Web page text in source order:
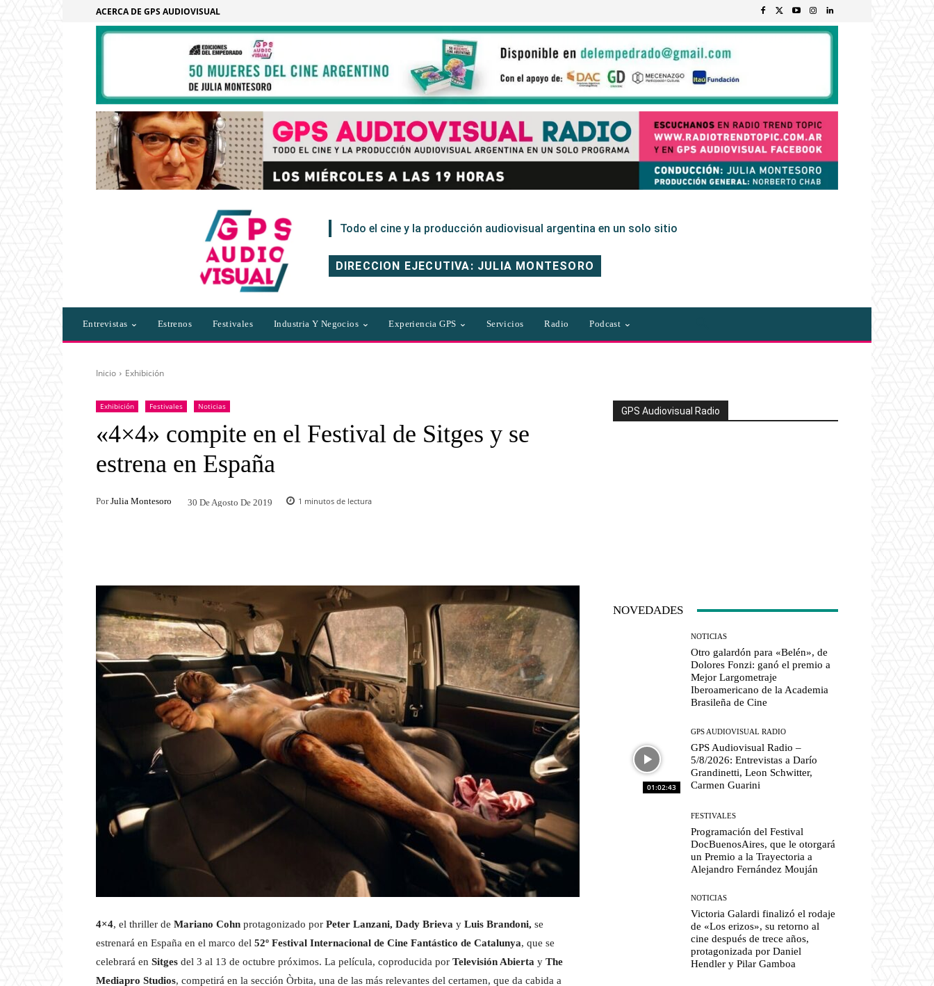
ACERCA DE GPS AUDIOVISUAL
Todo el cine y la producción audiovisual argentina en un solo sitio
DIRECCION EJECUTIVA: JULIA MONTESORO
Entrevistas Estrenos Festivales Industria Y Negocios Experiencia GPS Servicios Radio Podcast
Inicio Exhibición
Exhibición Festivales Noticias
«4×4» compite en el Festival de Sitges y se
estrena en España
Por Julia Montesoro 30 De Agosto De 2019 1 minutos de lectura
4×4, el thriller de Mariano Cohn protagonizado por Peter Lanzani, Dady Brieva y Luis Brandoni, se
estrenará en España en el marco del 52º Festival Internacional de Cine Fantástico de Catalunya, que se
celebrará en Sitges del 3 al 13 de octubre próximos. La película, coproducida por Televisión Abierta y The
Mediapro Studios, competirá en la sección Òrbita, una de las más relevantes del certamen, que da cabida a
GPS Audiovisual Radio
NOVEDADES
NOTICIAS
Otro galardón para «Belén», de
Dolores Fonzi: ganó el premio a
Mejor Largometraje
Iberoamericano de la Academia
Brasileña de Cine
01:02:43
GPS AUDIOVISUAL RADIO
GPS Audiovisual Radio –
5/8/2026: Entrevistas a Darío
Grandinetti, Leon Schwitter,
Carmen Guarini
FESTIVALES
Programación del Festival
DocBuenosAires, que le otorgará
un Premio a la Trayectoria a
Alejandro Fernández Mouján
NOTICIAS
Victoria Galardi finalizó el rodaje
de «Los erizos», su retorno al
cine después de trece años,
protagonizada por Daniel
Hendler y Pilar Gamboa